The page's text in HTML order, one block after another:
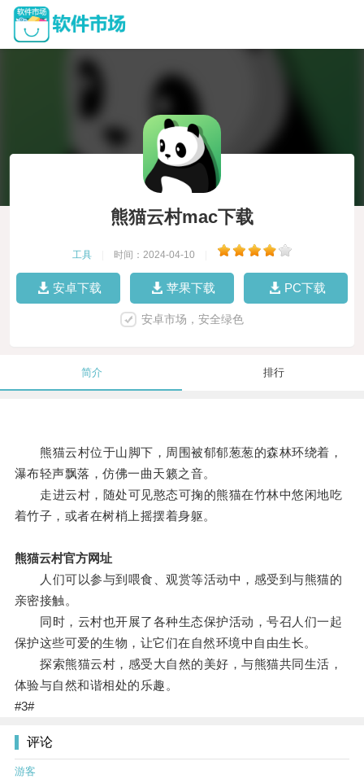
熊猫云村mac下载
工具 时间：2024-04-10
安卓下载 苹果下载 PC下载
安卓市场，安全绿色
简介 排行
熊猫云村位于山脚下，周围被郁郁葱葱的森林环绕着，
瀑布轻声飘落，仿佛一曲天籁之音。
走进云村，随处可见憨态可掬的熊猫在竹林中悠闲地吃
着竹子，或者在树梢上摇摆着身躯。
熊猫云村官方网址
人们可以参与到喂食、观赏等活动中，感受到与熊猫的
亲密接触。
同时，云村也开展了各种生态保护活动，号召人们一起
保护这些可爱的生物，让它们在自然环境中自由生长。
探索熊猫云村，感受大自然的美好，与熊猫共同生活，
体验与自然和谐相处的乐趣。
#3#
评论
游客